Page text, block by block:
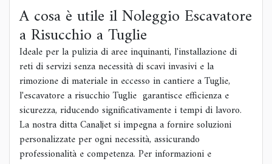
A cosa è utile il Noleggio Escavatore
a Risucchio a Tuglie
Ideale per la pulizia di aree inquinanti, l'installazione di
reti di servizi senza necessità di scavi invasivi e la
rimozione di materiale in eccesso in cantiere a Tuglie,
l'escavatore a risucchio Tuglie garantisce efficienza e
sicurezza, riducendo significativamente i tempi di lavoro.
La nostra ditta Canaljet si impegna a fornire soluzioni
personalizzate per ogni necessità, assicurando
professionalità e competenza. Per informazioni e